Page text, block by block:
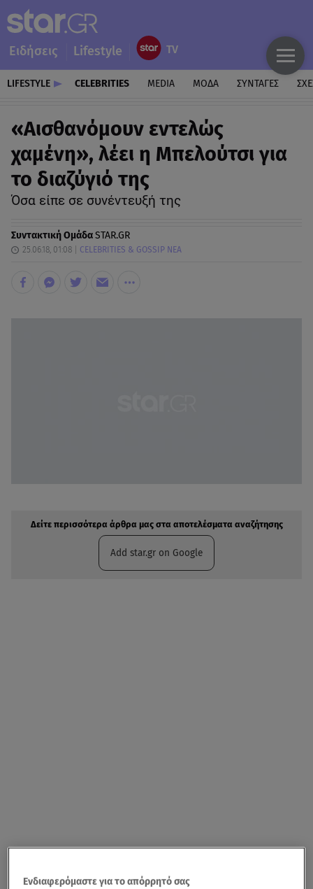
Ειδήσεις Lifestyle
LIFESTYLE CELEBRITIES MEDIA ΜΟΔΑ ΣΥΝΤΑΓΕΣ
«Αισθανόμουν εντελώς
χαμένη», λέει η Μπελούτσι για
το διαζύγιό της
Όσα είπε σε συνέντευξή της
Συντακτική ΟμάδαSTAR.GR
25.06.18, 01:08 CELEBRITIES & GOSSIP ΝΕΑ
Δείτε περισσότερα άρθρα μας στα αποτελέσματα αναζήτησης
Add star.gr on Google
Ενδιαφερόμαστε για το απόρρητό σας